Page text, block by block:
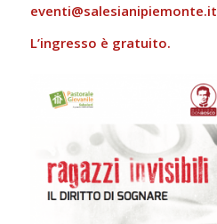
eventi@salesianipiemonte.it
L’ingresso è gratuito.